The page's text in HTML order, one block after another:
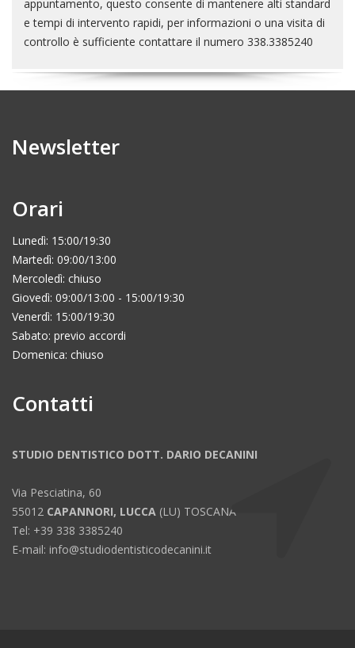
appuntamento, questo consente di mantenere alti standard
e tempi di intervento rapidi, per informazioni o una visita di
controllo è sufficiente contattare il numero 338.3385240
Newsletter
Orari
Lunedì: 15:00/19:30
Martedì: 09:00/13:00
Mercoledì: chiuso
Giovedì: 09:00/13:00 - 15:00/19:30
Venerdì: 15:00/19:30
Sabato: previo accordi
Domenica: chiuso
Contatti
STUDIO DENTISTICO DOTT. DARIO DECANINI
Via Pesciatina, 60
55012 CAPANNORI, LUCCA (LU) TOSCANA
Tel: +39 338 3385240
E-mail: info@studiodentisticodecanini.it